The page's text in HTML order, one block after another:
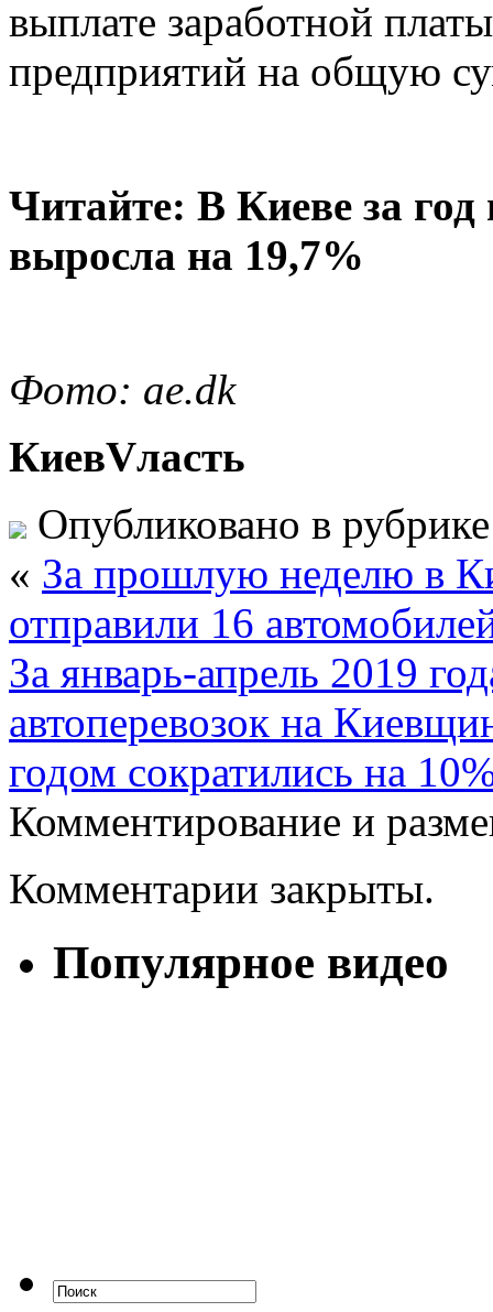
выплате заработной
предприятий на общую
Читайте: В Киеве за
выросла на 19,7%
Фото: ae.dk
КиевVласть
Опубликовано в
« За прошлую неделю в
отправили 16
За январь-апрель 2019
автоперевозок на
годом сократились на
Комментирование и
Комментарии закрыты.
Популярное видео